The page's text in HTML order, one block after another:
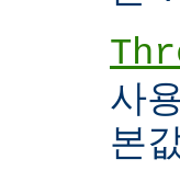
사
본